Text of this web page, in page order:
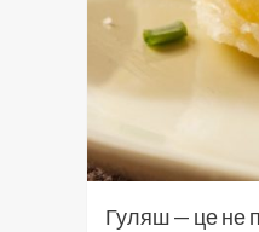
Гуляш — це не